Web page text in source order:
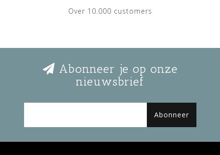
Over 10.000 customers
Abonneer je op onze
nieuwsbrief
Abonneer